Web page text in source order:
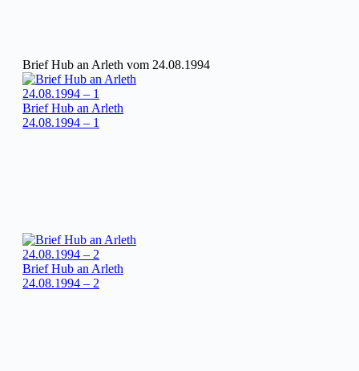
Brief Hub an Arleth vom 24.08.1994
Brief Hub an Arleth
24.08.1994 – 1
Brief Hub an Arleth
24.08.1994 – 2